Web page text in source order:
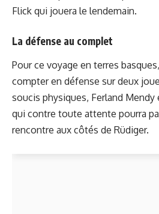
Flick qui jouera le lendemain.
La défense au complet
Pour ce voyage en terres
compter en défense sur deux
soucis physiques, Ferland
qui contre toute attente pourra
rencontre aux côtés de Rüdiger.